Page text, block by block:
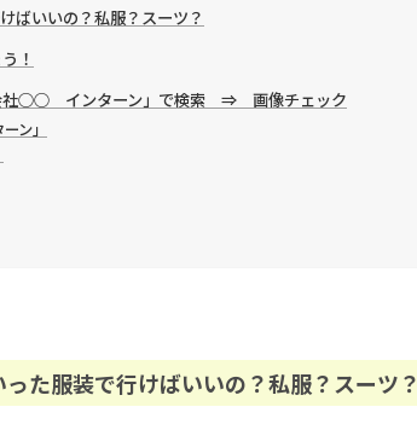
ばいいの？私服？スーツ？
！
社○○ インターン」で検索 ⇒ 画像チェック
ン」
た服装で行けばいいの？私服？スーツ？